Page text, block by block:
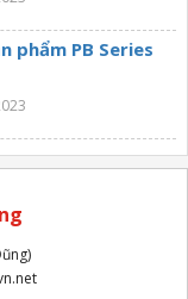
phẩm PB Series